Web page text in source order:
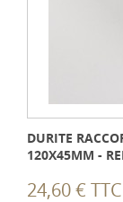
DURITE
120X45MM -
24,60 € TTC